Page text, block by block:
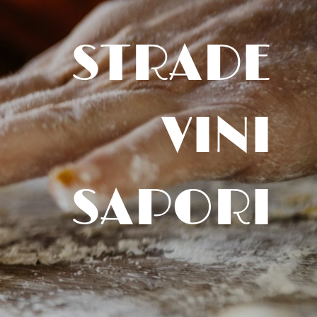
STRADE
VINI
SAPORI